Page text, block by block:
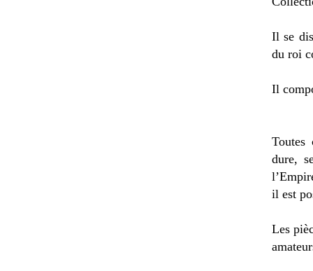
Il se
du roi
Il
Toutes
dure,
il est
Les